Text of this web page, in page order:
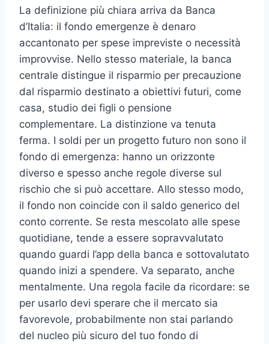
La definizione più chiara arriva da Banca
d’Italia: il fondo emergenze è denaro
accantonato per spese impreviste o necessità
improvvise. Nello stesso materiale, la banca
centrale distingue il risparmio per precauzione
dal risparmio destinato a obiettivi futuri, come
casa, studio dei figli o pensione
complementare. La distinzione va tenuta
ferma. I soldi per un progetto futuro non sono il
fondo di emergenza: hanno un orizzonte
diverso e spesso anche regole diverse sul
rischio che si può accettare. Allo stesso modo,
il fondo non coincide con il saldo generico del
conto corrente. Se resta mescolato alle spese
quotidiane, tende a essere sopravvalutato
quando guardi l’app della banca e sottovalutato
quando inizi a spendere. Va separato, anche
mentalmente. Una regola facile da ricordare: se
per usarlo devi sperare che il mercato sia
favorevole, probabilmente non stai parlando
del nucleo più sicuro del tuo fondo di